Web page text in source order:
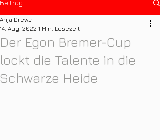
Beitrag
Der Egon Bremer-Cup
lockt die Talente in die
Schwarze Heide
Anja Drews
14. Aug. 2022 1 Min. Lesezeit